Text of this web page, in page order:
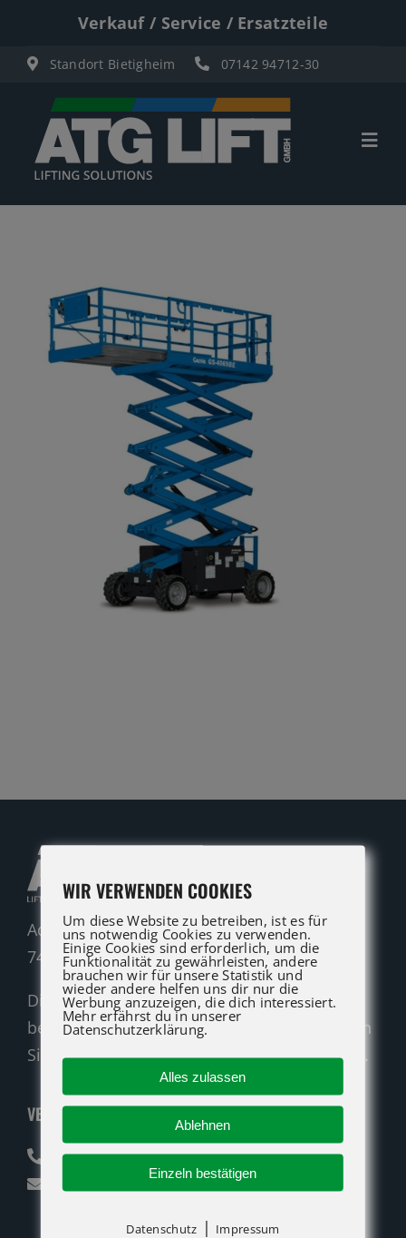
springen
Verkauf / Service / Ersatzteile
Standort Bietigheim 07142 94712-30
Materiallifte
Personenlifte
Elektro Scherenbühnen
Gelenkteleskopbühnen
Teleskopbühnen
Ersatzteil Anfrage
Adolf-Heim-Straße 14
74321 Bietigheim-Bissingen
Die ATG LIFT Profis für Verkauf und Service
beraten Sie gerne. Rufen Sie an oder nutzen
Sie unser Kontaktformular für eine Anfrage.
VERKAUF
07142 94712-30
verkauf@atglift.de
WIR VERWENDEN COOKIES
Um diese Website zu betreiben, ist es für
uns notwendig Cookies zu verwenden.
Einige Cookies sind erforderlich, um die
Funktionalität zu gewährleisten, andere
brauchen wir für unsere Statistik und
wieder andere helfen uns dir nur die
Werbung anzuzeigen, die dich interessiert.
Mehr erfährst du in unserer
Datenschutzerklärung.
Alles zulassen
Ablehnen
Einzeln bestätigen
Datenschutz | Impressum